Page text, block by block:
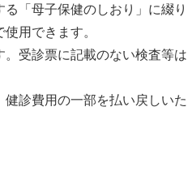
「母子保健のしおり」に綴り
用できます。
受診票に記載のない検査等は
診費用の一部を払い戻しいた